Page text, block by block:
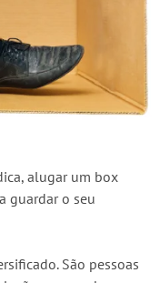
alugar um box
guardar o seu
São pessoas